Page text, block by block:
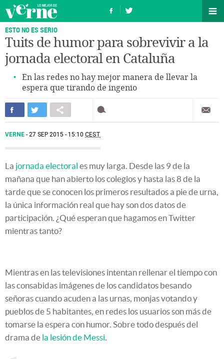
ESTO NO ES SERIO
Tuits de humor para sobrevivir a la
jornada electoral en Cataluña
En las redes no hay mejor manera de llevar la
espera que tirando de ingenio
VERNE 27 SEP 2015 - 15:10 CEST
La jornada electoral es muy larga. Desde las 9 de la
mañana que han abierto los colegios y hasta las 8 de la
tarde que se conocen los primeros resultados a pie de urna,
la única información real que hay son dos datos de
participación. ¿Qué esperan que hagamos en Twitter
mientras tanto?
Mientras en las televisiones intentan rellenar el tiempo con
las consabidas imágenes de los candidatos besando
señoras cuando acuden a las urnas, monjas votando y
pueblos de 5 habitantes, en redes los usuarios son más de
tomarse la espera con humor. Sobre todo después del
drama de la lesión de Messi.